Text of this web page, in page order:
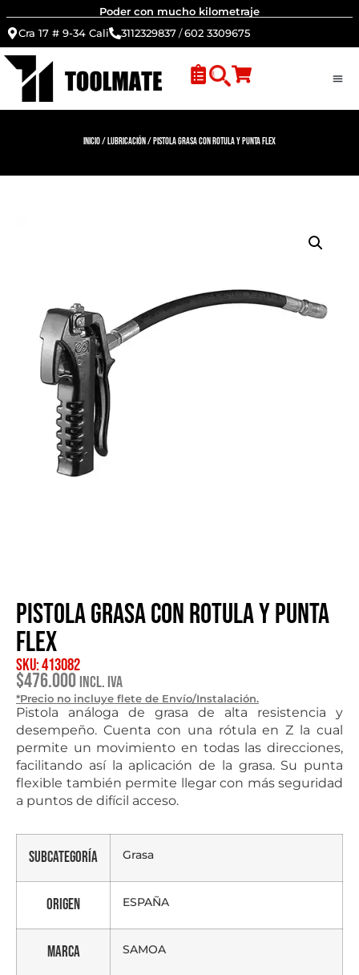
Poder con mucho kilometraje
Cra 17 # 9-34 Cali
3112329837/602 3309675
Inicio/ Lubricación / Pistola Grasa con Rotula y Punta Flex
Pistola Grasa con Rotula y Punta
Flex
SKU: 413082
$476.000 Incl. IVA
*Precio no incluye flete de Envío/Instalación.
Pistola análoga de grasa de alta resistencia y
desempeño. Cuenta con una rótula en Z la cual
permite un movimiento en todas las direcciones,
facilitando así la aplicación de la grasa. Su punta
flexible también permite llegar con más seguridad
a puntos de difícil acceso.
Subcategoría Grasa
Origen ESPAÑA
Marca SAMOA